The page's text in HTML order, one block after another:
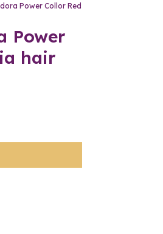
Power Collor Red
Power
hair